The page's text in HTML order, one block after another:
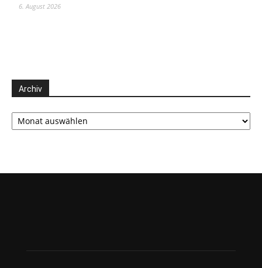
6. August 2026
Archiv
Archiv